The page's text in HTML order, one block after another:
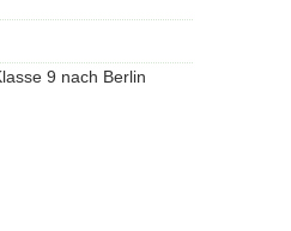
9 nach Berlin